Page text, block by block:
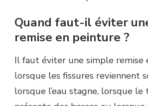
Quand faut-il éviter
remise en peinture ?
Il faut éviter une simple remise
lorsque les fissures reviennent
lorsque l’eau stagne, lorsque le